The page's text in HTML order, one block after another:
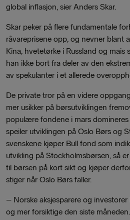
global inflasjon, sier Anders Skar.
Skar peker på flere fundamentale
råvareprisene opp, og nevner blant
Kina, hvetetørke i Russland og mais
han ikke bort fra deler av den
av spekulanter i et allerede
De private tror på en videre
mer usikker på børsutviklingen
populære fondene i mars
speiler utviklingen på Oslo Børs og
svenskene kjøper Bull fond som
utvikling på Stockholmsbørsen, så
til børsen på kort sikt og kjøper
stiger når Oslo Børs faller.
– Norske aksjesparere og
og mer forsiktige den siste